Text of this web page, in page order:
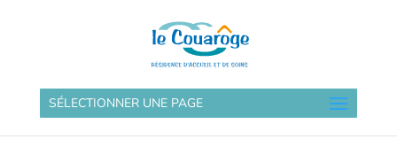
SÉLECTIONNER UNE PAGE